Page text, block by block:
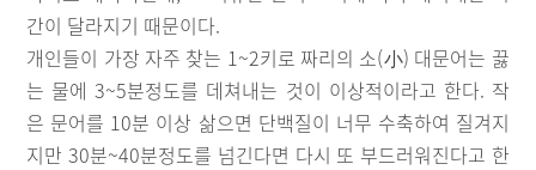
간이 달라지기 때문이다.
개인들이 가장 자주 찾는 1~2키로 짜리의 소(小) 대문어는 끓
는 물에 3~5분정도를 데쳐내는 것이 이상적이라고 한다. 작
은 문어를 10분 이상 삶으면 단백질이 너무 수축하여 질겨지
지만 30분~40분정도를 넘긴다면 다시 또 부드러워진다고 한